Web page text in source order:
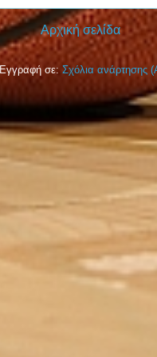
Αρχική σελίδα
Εγγραφή σε: Σχόλια ανάρτησης